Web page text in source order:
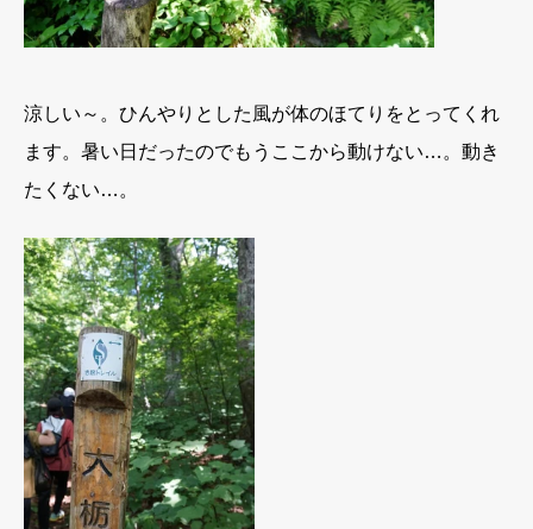
涼しい～。ひんやりとした風が体のほてりをとってくれ
ます。暑い日だったのでもうここから動けない…。動き
たくない…。